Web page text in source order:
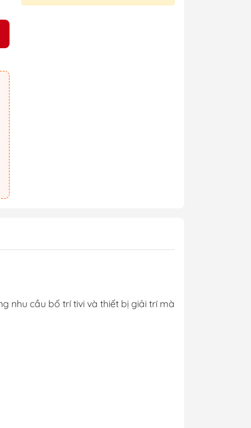
nhu cầu bố trí tivi và thiết bị giải trí mà